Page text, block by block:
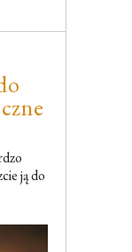
ją do